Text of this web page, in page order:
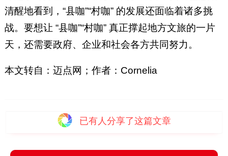
清醒地看到，“县咖”“村咖” 的发展还面临着诸多挑
战。要想让 “县咖”“村咖” 真正撑起地方文旅的一片
天，还需要政府、企业和社会各方共同努力。
本文转自：迈点网；作者：Cornelia
已有人分享了这篇文章